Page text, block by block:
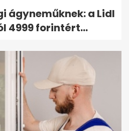
ágyneműknek: a Lidl
4999 forintért...